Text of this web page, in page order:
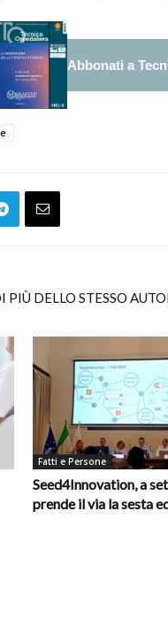
Abbonati a
PIÙ DELLO STESSO
Fatti e Persone
Seed4Innovation, a
prende il via la sesta